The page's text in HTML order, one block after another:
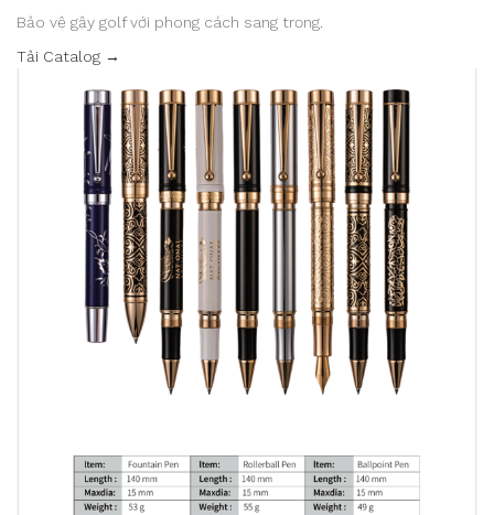
Bảo vệ gậy golf với phong cách sang trọng.
Tải Catalog →